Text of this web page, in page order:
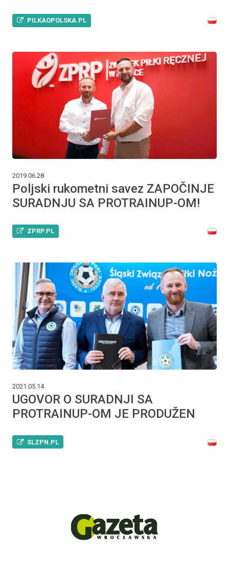
PILKAOPOLSKA.PL
2019.06.28
Poljski rukometni savez ZAPOČINJE
SURADNJU SA PROTRAINUP-OM!
ZPRP.PL
2021.05.14
UGOVOR O SURADNJI SA
PROTRAINUP-OM JE PRODUŽEN
SLZPN.PL